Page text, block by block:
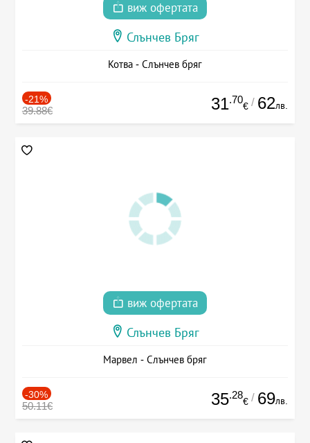
виж офертата
Слънчев Бряг
Котва - Слънчев бряг
-21%
39.88€ 31.70
€ / 62лв.
виж офертата
Слънчев Бряг
Марвел - Слънчев бряг
-30%
50.11€ 35.28
€ / 69лв.